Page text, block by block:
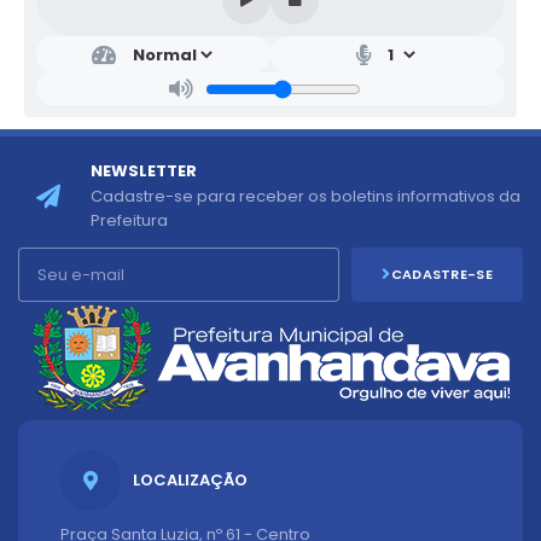
LOCALIZAÇÃO
Praça Santa Luzia, nº 61 - Centro
NEWSLETTER
Cadastre-se para receber os boletins informativos da
Prefeitura
CADASTRE-SE